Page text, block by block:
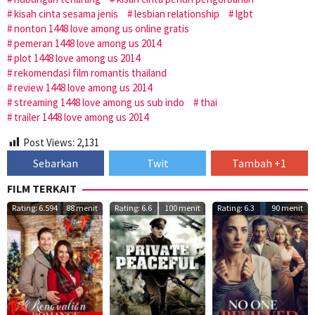
kisah cinta sesama jenis
lesbian relationship
lgbt
nonton 1448 love among us online gratis
pemeran 1448 love among us 2014
plot 1448 love among us 2014
rekomendasi film romantis thailand
review 1448 love among us 2014
streaming 1448 love among us sub indo
thai
trailer 1448 love among us 2014
Post Views: 2,131
Sebarkan Twit
Tambah +1
FILM TERKAIT
Rating: 6.594 88 menit Rating: 6.6 100 menit Rating: 6.3 90 menit